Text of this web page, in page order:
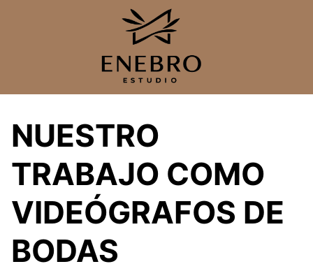
NUESTRO
TRABAJO COMO
VIDEÓGRAFOS DE
BODAS